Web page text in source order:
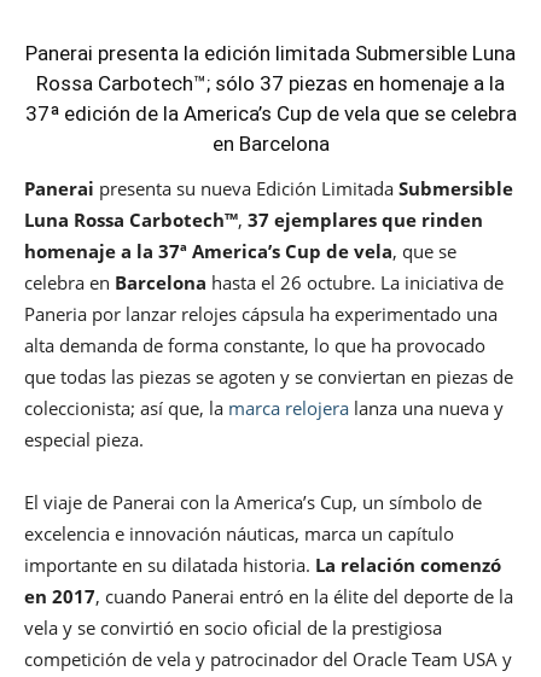
Panerai presenta la edición limitada Submersible Luna
Rossa Carbotech™; sólo 37 piezas en homenaje a la
37ª edición de la America’s Cup de vela que se celebra
en Barcelona
Panerai presenta su nueva Edición Limitada Submersible
Luna Rossa Carbotech™, 37 ejemplares que rinden
homenaje a la 37ª America’s Cup de vela, que se
celebra en Barcelona hasta el 26 octubre. La iniciativa de
Paneria por lanzar relojes cápsula ha experimentado una
alta demanda de forma constante, lo que ha provocado
que todas las piezas se agoten y se conviertan en piezas de
coleccionista; así que, la marca relojera lanza una nueva y
especial pieza.
El viaje de Panerai con la America’s Cup, un símbolo de
excelencia e innovación náuticas, marca un capítulo
importante en su dilatada historia. La relación comenzó
en 2017, cuando Panerai entró en la élite del deporte de la
vela y se convirtió en socio oficial de la prestigiosa
competición de vela y patrocinador del Oracle Team USA y